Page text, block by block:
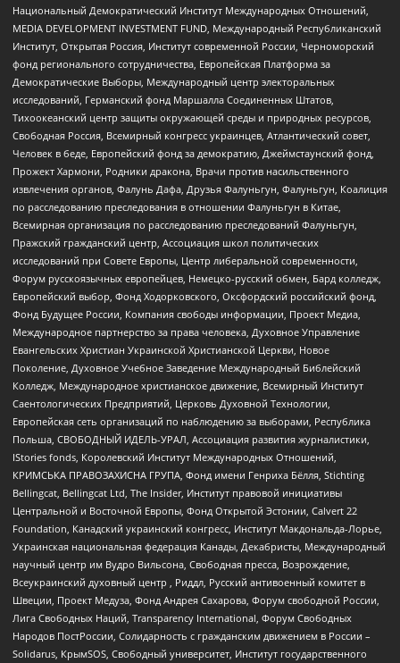
Национальный Демократический Институт Международных Отношений,
MEDIA DEVELOPMENT INVESTMENT FUND, Международный Республиканский
Институт, Открытая Россия, Институт современной России, Черноморский
фонд регионального сотрудничества, Европейская Платформа за
Демократические Выборы, Международный центр электоральных
исследований, Германский фонд Маршалла Соединенных Штатов,
Тихоокеанский центр защиты окружающей среды и природных ресурсов,
Свободная Россия, Всемирный конгресс украинцев, Атлантический совет,
Человек в беде, Европейский фонд за демократию, Джеймстаунский фонд,
Прожект Хармони, Родники дракона, Врачи против насильственного
извлечения органов, Фалунь Дафа, Друзья Фалуньгун, Фалуньгун, Коалиция
по расследованию преследования в отношении Фалуньгун в Китае,
Всемирная организация по расследованию преследований Фалуньгун,
Пражский гражданский центр, Ассоциация школ политических
исследований при Совете Европы, Центр либеральной современности,
Форум русскоязычных европейцев, Немецко-русский обмен, Бард колледж,
Европейский выбор, Фонд Ходорковского, Оксфордский российский фонд,
Фонд Будущее России, Компания свободы информации, Проект Медиа,
Международное партнерство за права человека, Духовное Управление
Евангельских Христиан Украинской Христианской Церкви, Новое
Поколение, Духовное Учебное Заведение Международный Библейский
Колледж, Международное христианское движение, Всемирный Институт
Саентологических Предприятий, Церковь Духовной Технологии,
Европейская сеть организаций по наблюдению за выборами, Республика
Польша, СВОБОДНЫЙ ИДЕЛЬ-УРАЛ, Ассоциация развития журналистики,
IStories fonds, Королевский Институт Международных Отношений,
КРИМСЬКА ПРАВОЗАХИСНА ГРУПА, Фонд имени Генриха Бёлля, Stichting
Bellingcat, Bellingcat Ltd, The Insider, Институт правовой инициативы
Центральной и Восточной Европы, Фонд Открытой Эстонии, Calvert 22
Foundation, Канадский украинский конгресс, Институт Макдональда-Лорье,
Украинская национальная федерация Канады, Декабристы, Международный
научный центр им Вудро Вильсона, Свободная пресса, Возрождение,
Всеукраинский духовный центр , Риддл, Русский антивоенный комитет в
Швеции, Проект Медуза, Фонд Андрея Сахарова, Форум свободной России,
Лига Свободных Наций, Transparеncy International, Форум Свободных
Народов ПостРоссии, Солидарность с гражданским движением в России –
Solidarus, КрымSOS, Свободный университет, Институт государственного